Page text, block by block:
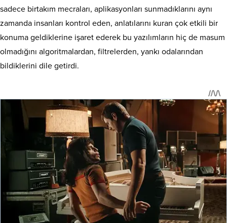
sadece birtakım mecraları, aplikasyonları sunmadıklarını aynı
zamanda insanları kontrol eden, anlatılarını kuran çok etkili bir
konuma geldiklerine işaret ederek bu yazılımların hiç de masum
olmadığını algoritmalardan, filtrelerden, yankı odalarından
bildiklerini dile getirdi.